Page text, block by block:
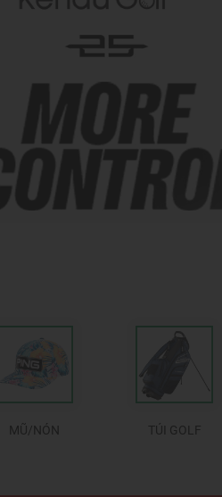
MŨ/NÓN TÚI GOLF